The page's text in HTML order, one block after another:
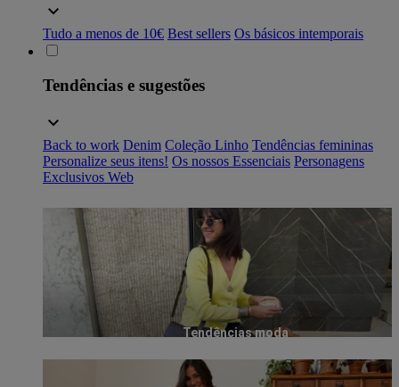
Tudo a menos de 10€ Best sellers Os básicos intemporais
Tendências e sugestões
Back to work Denim Coleção Linho Tendências femininas
Personalize seus itens! Os nossos Essenciais Personagens
Exclusivos Web
Tendências moda